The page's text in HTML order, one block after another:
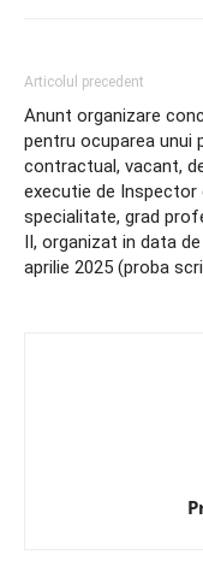
Articolul precedent
Anunt organizare
pentru ocuparea unui
contractual, vacant,
executie de Inspector
specialitate, grad
II, organizat in data de
aprilie 2025 (proba